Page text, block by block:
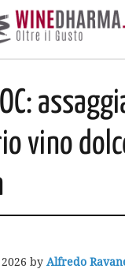
vino
by Alfredo